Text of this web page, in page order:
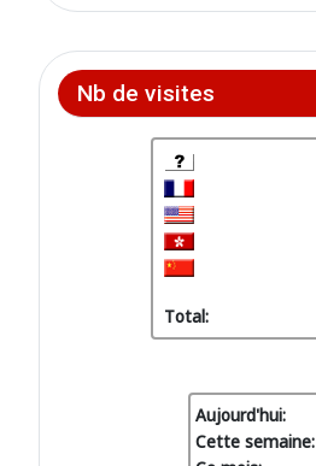
Nb de visites
Total:
Aujourd'hui:
Cette semaine: